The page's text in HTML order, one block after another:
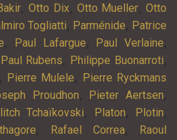
, Otto Dix, Otto Mueller, Otto
Togliatti, Parménide, Patrice
, Paul Lafargue, Paul Verlaine,
Rubens, Philippe Buonarroti,
, Pierre Mulele,
Pierre Ryckmans
Proudhon, Pieter Aertsen,
Tchaïkovski, Platon, Plotin,
, Rafael Correa, Raoul